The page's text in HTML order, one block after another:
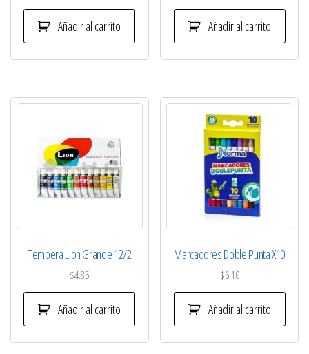
Añadir al carrito Añadir al carrito
Tempera Lion Grande 12/2
$4.85
Añadir al carrito
Marcadores Doble Punta X10
$6.10
Añadir al carrito